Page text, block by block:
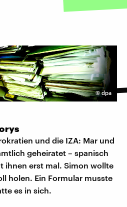
©dpa
und die IZA: Mar und
geheiratet – spanisch
ihnen erst mal. Simon wollte
holen. Ein Formular musste
es in sich.